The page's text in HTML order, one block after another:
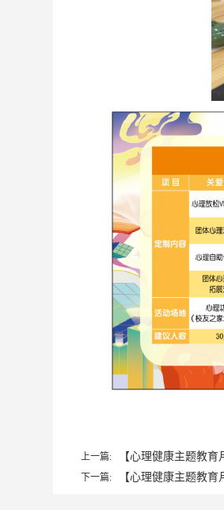
上一篇: 【心理健康主题教
下一篇: 【心理健康主题教